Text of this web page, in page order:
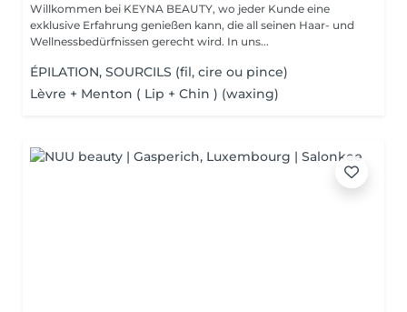
Willkommen bei KEYNA BEAUTY, wo jeder Kunde eine
exklusive Erfahrung genießen kann, die all seinen Haar- und
Wellnessbedürfnissen gerecht wird. In uns...
ÉPILATION, SOURCILS (fil, cire ou pince)
Lèvre + Menton ( Lip + Chin ) (waxing)